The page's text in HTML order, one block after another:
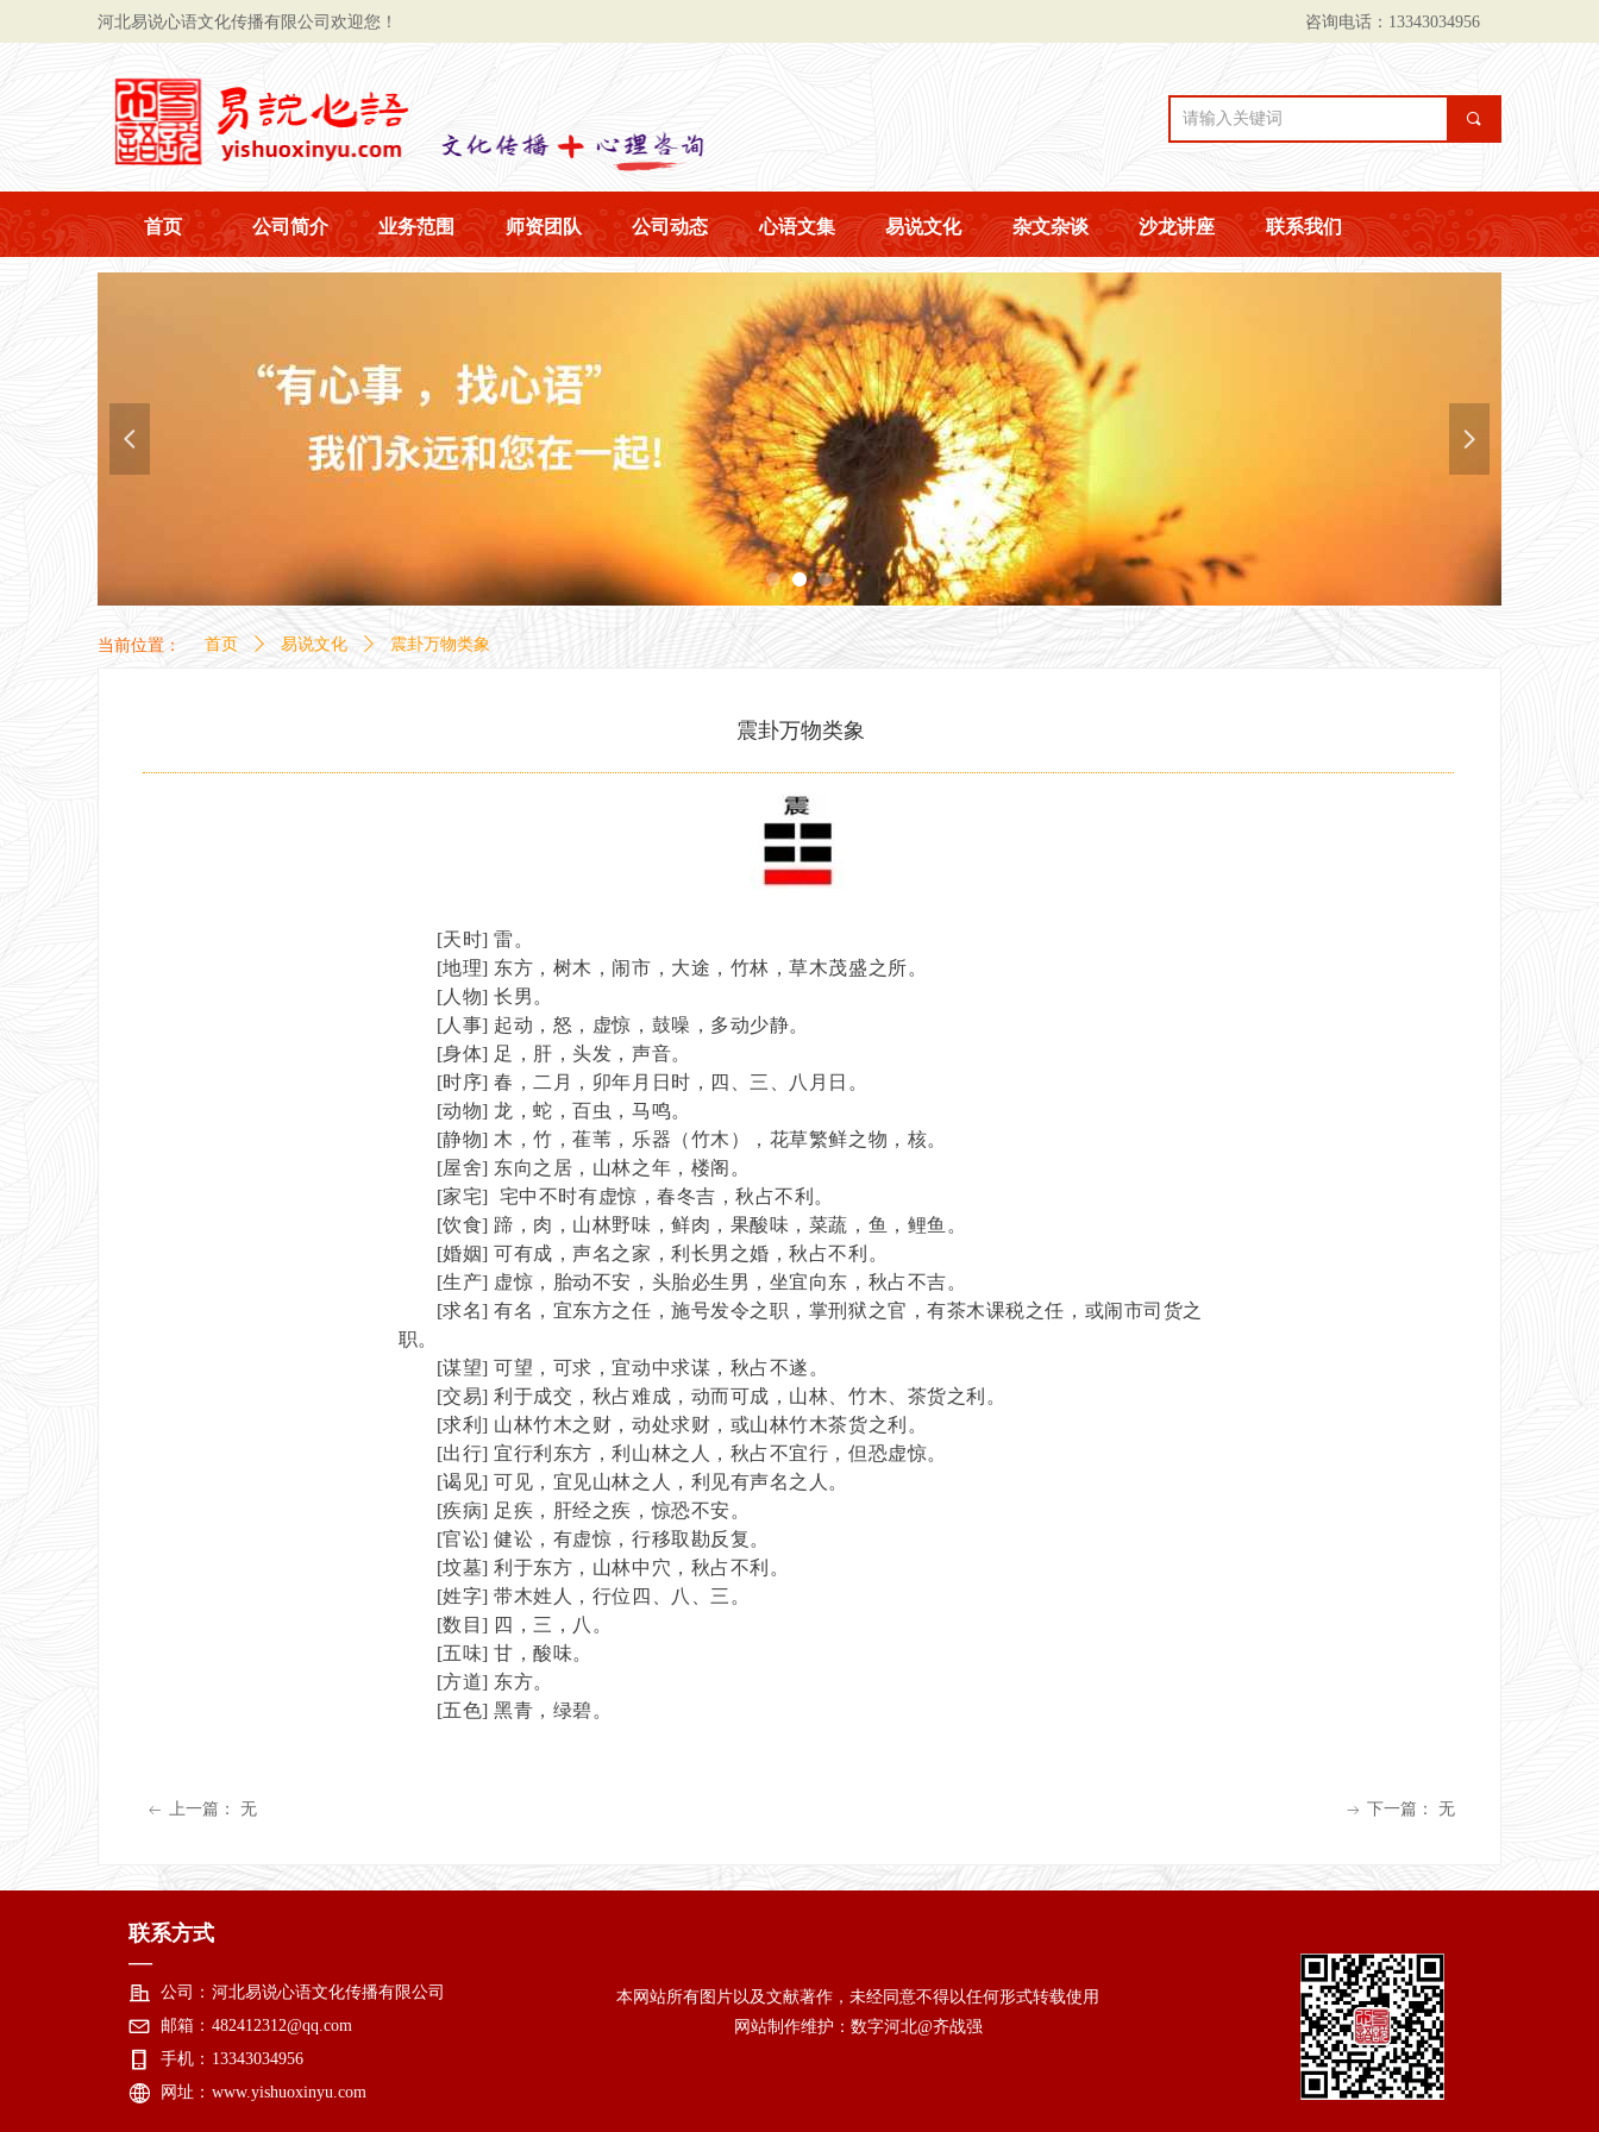
河北易说心语文化传播有限公司欢迎您！ 咨询电话：13343034956
首页 公司简介 业务范围 师资团队 公司动态 心语文集 易说文化 杂文杂谈 沙龙讲座 联系我们
끠
넳 넲
震卦万物类象
[天时]雷。
[地理] 东方，树木，闹市，大途，竹林，草木茂盛之所。
[ 人物]长男。
[ 人事] 起动，怒，虚惊，鼓噪，多动少静。
[身体] 足，肝，头发，声音。
[时序]春，二月，卯年月日时，四、三、八月日。
[动物]龙，蛇，百虫，马鸣。
[静物] 木，竹，萑苇，乐器（竹木），花草繁鲜之物，核。
[屋舍] 东向之居，山林之年，楼阁。
[家宅] 宅中不时有虚惊，春冬吉，秋占不利。
[饮食] 蹄，肉，山林野味，鲜肉，果酸味，菜蔬，鱼，鲤鱼。
[婚姻]可有成，声名之家，利长男之婚，秋占不利。
[生产] 虚惊，胎动不安，头胎必生男，坐宜向东，秋占不吉。
[求名]有名，宜东方之任，施号发令之职，掌刑狱之官，有茶木课税之任，或闹市司货之
职。
[谋望]可望，可求，宜动中求谋，秋占不遂。
[交易]利于成交，秋占难成，动而可成，山林、竹木、茶货之利。
[求利] 山林竹木之财，动处求财，或山林竹木茶货之利。
[出行]宜行利东方，利山林之人，秋占不宜行，但恐虚惊。
[谒见]可见，宜见山林之人，利见有声名之人。
[疾病] 足疾，肝经之疾，惊恐不安。
[官讼]健讼，有虚惊，行移取勘反复。
[坟墓]利于东方，山林中穴，秋占不利。
[姓字]带木姓人，行位四、八、三。
[数目] 四，三，八。
[五味]甘，酸味。
[方道] 东方。
[五色]黑青，绿碧。
ꂃ 上一篇： 无 ꁹ 下一篇： 无
首页 ꄲ 易说文化 ꄲ 震卦万物类象
当前位置：
联系方式
—
公司： 河北易说心语文化传播有限公司
邮箱： 482412312@qq.com
手机： 13343034956
网址： www.yishuoxinyu.com
本网站所有图片以及文献著作，未经同意不得以任何形式转载使用
网站制作维护：数字河北@齐战强